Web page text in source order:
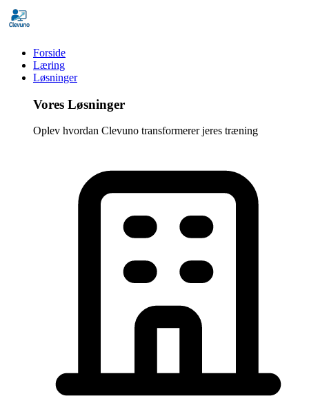
Forside
Læring
Løsninger
Vores Løsninger
Oplev hvordan Clevuno transformerer jeres træning